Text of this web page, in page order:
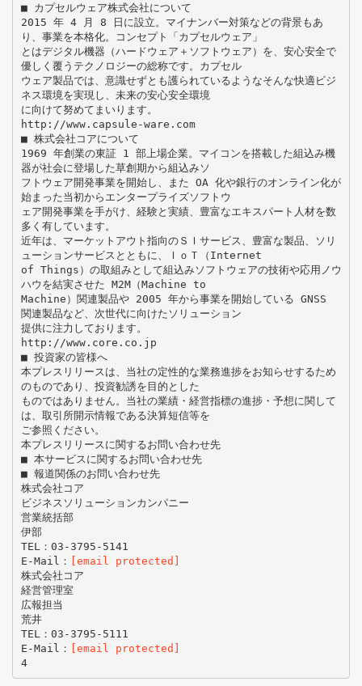
■ カプセルウェア株式会社について
2015 年 4 月 8 日に設立。マイナンバー対策などの背景もあ
り、事業を本格化。コンセプト「カプセルウェア」
とはデジタル機器（ハードウェア＋ソフトウェア）を、安心安全で
優しく覆うテクノロジーの総称です。カプセル
ウェア製品では、意識せずとも護られているようなそんな快適ビジ
ネス環境を実現し、未来の安心安全環境
に向けて努めてまいります。
http://www.capsule-ware.com
■ 株式会社コアについて
1969 年創業の東証 1 部上場企業。マイコンを搭載した組込み機
器が社会に登場した草創期から組込みソ
フトウェア開発事業を開始し、また OA 化や銀行のオンライン化が
始まった当初からエンタープライズソフトウ
ェア開発事業を手がけ、経験と実績、豊富なエキスパート人材を数
多く有しています。
近年は、マーケットアウト指向のＳＩサービス、豊富な製品、ソリ
ューションサービスとともに、ＩｏＴ（Internet
of Things）の取組みとして組込みソフトウェアの技術や応用ノウ
ハウを結実させた M2M（Machine to
Machine）関連製品や 2005 年から事業を開始している GNSS
関連製品など、次世代に向けたソリューション
提供に注力しております。
http://www.core.co.jp
■ 投資家の皆様へ
本プレスリリースは、当社の定性的な業務進捗をお知らせするため
のものであり、投資勧誘を目的とした
ものではありません。当社の業績・経営指標の進捗・予想に関して
は、取引所開示情報である決算短信等を
ご参照ください。
本プレスリリースに関するお問い合わせ先
■ 本サービスに関するお問い合わせ先
■ 報道関係のお問い合わせ先
株式会社コア
ビジネスソリューションカンパニー
営業統括部
伊部
TEL：03-3795-5141
E-Mail： [email protected]
株式会社コア
経営管理室
広報担当
荒井
TEL：03-3795-5111
E-Mail： [email protected]
4